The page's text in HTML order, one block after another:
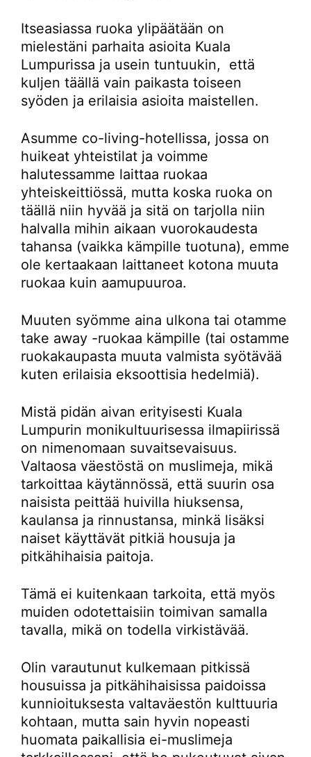
Itseasiassa ruoka ylipäätään on
mielestäni parhaita asioita Kuala
Lumpurissa ja usein tuntuukin, että
kuljen täällä vain paikasta toiseen
syöden ja erilaisia asioita maistellen.
Asumme co-living-hotellissa, jossa on
huikeat yhteistilat ja voimme
halutessamme laittaa ruokaa
yhteiskeittiössä, mutta koska ruoka on
täällä niin hyvää ja sitä on tarjolla niin
halvalla mihin aikaan vuorokaudesta
tahansa (vaikka kämpille tuotuna), emme
ole kertaakaan laittaneet kotona muuta
ruokaa kuin aamupuuroa.
Muuten syömme aina ulkona tai otamme
take away -ruokaa kämpille (tai ostamme
ruokakaupasta muuta valmista syötävää
kuten erilaisia eksoottisia hedelmiä).
Mistä pidän aivan erityisesti Kuala
Lumpurin monikultuurisessa ilmapiirissä
on nimenomaan suvaitsevaisuus.
Valtaosa väestöstä on muslimeja, mikä
tarkoittaa käytännössä, että suurin osa
naisista peittää huivilla hiuksensa,
kaulansa ja rinnustansa, minkä lisäksi
naiset käyttävät pitkiä housuja ja
pitkähihaisia paitoja.
Tämä ei kuitenkaan tarkoita, että myös
muiden odotettaisiin toimivan samalla
tavalla, mikä on todella virkistävää.
Olin varautunut kulkemaan pitkissä
housuissa ja pitkähihaisissa paidoissa
kunnioituksesta valtaväestön kulttuuria
kohtaan, mutta sain hyvin nopeasti
huomata paikallisia ei-muslimeja